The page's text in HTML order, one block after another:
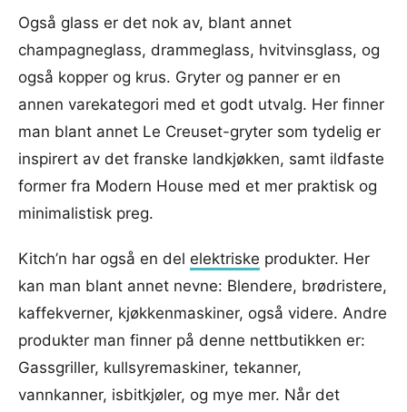
Også glass er det nok av, blant annet
champagneglass, drammeglass, hvitvinsglass, og
også kopper og krus. Gryter og panner er en
annen varekategori med et godt utvalg. Her finner
man blant annet Le Creuset-gryter som tydelig er
inspirert av det franske landkjøkken, samt ildfaste
former fra Modern House med et mer praktisk og
minimalistisk preg.
Kitch’n har også en del elektriske produkter. Her
kan man blant annet nevne: Blendere, brødristere,
kaffekverner, kjøkkenmaskiner, også videre. Andre
produkter man finner på denne nettbutikken er:
Gassgriller, kullsyremaskiner, tekanner,
vannkanner, isbitkjøler, og mye mer. Når det